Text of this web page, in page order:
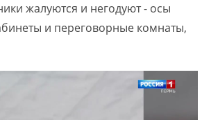
жалуются и негодуют - осы
и переговорные комнаты,